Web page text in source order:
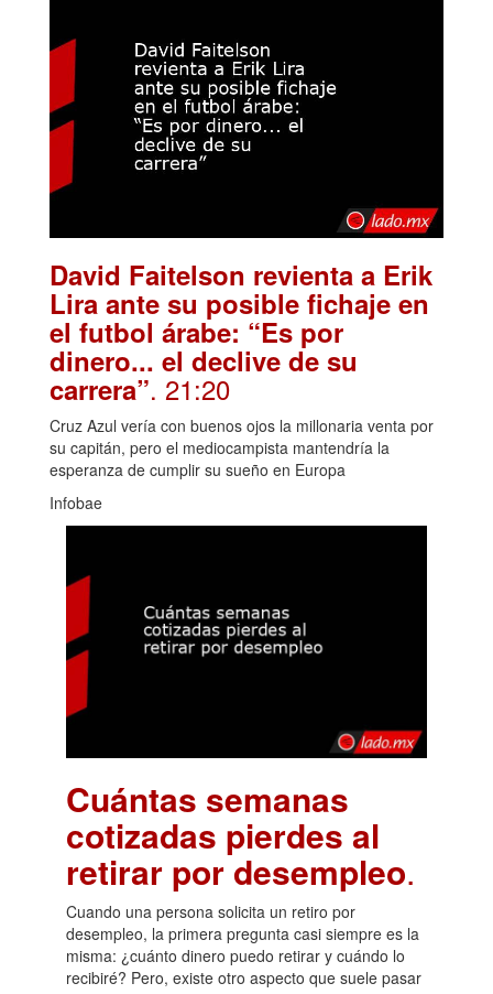
David Faitelson revienta a Erik
Lira ante su posible fichaje en
el futbol árabe: “Es por
dinero... el declive de su
carrera”. 21:20
Cruz Azul vería con buenos ojos la millonaria venta por
su capitán, pero el mediocampista mantendría la
esperanza de cumplir su sueño en Europa
Infobae
Cuántas semanas
cotizadas pierdes al
retirar por desempleo.
Cuando una persona solicita un retiro por
desempleo, la primera pregunta casi siempre es la
misma: ¿cuánto dinero puedo retirar y cuándo lo
recibiré? Pero, existe otro aspecto que suele pasar